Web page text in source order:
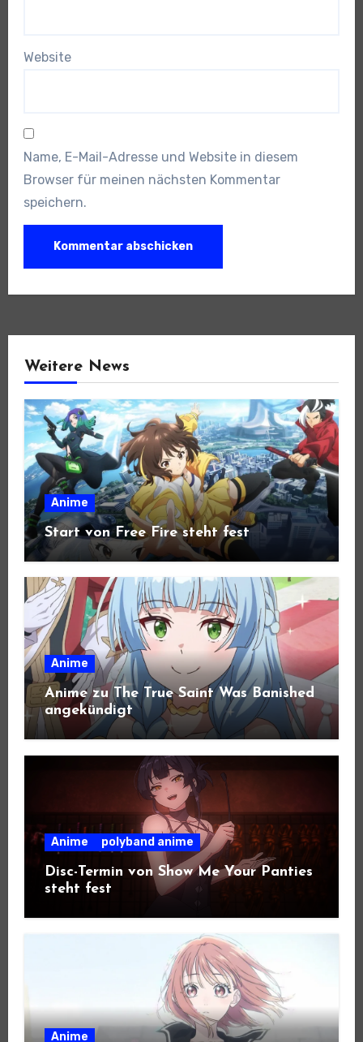
Website
Name, E-Mail-Adresse und Website in diesem
Browser für meinen nächsten Kommentar
speichern.
Weitere News
Anime
Start von Free Fire steht fest
Anime
Anime zu The True Saint Was Banished
angekündigt
Anime polyband anime
Disc-Termin von Show Me Your Panties
steht fest
Anime